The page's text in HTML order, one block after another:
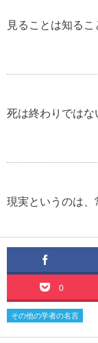
見ることは知るこ
死は終わりではな
現実というのは、
0
その他の学者の名言